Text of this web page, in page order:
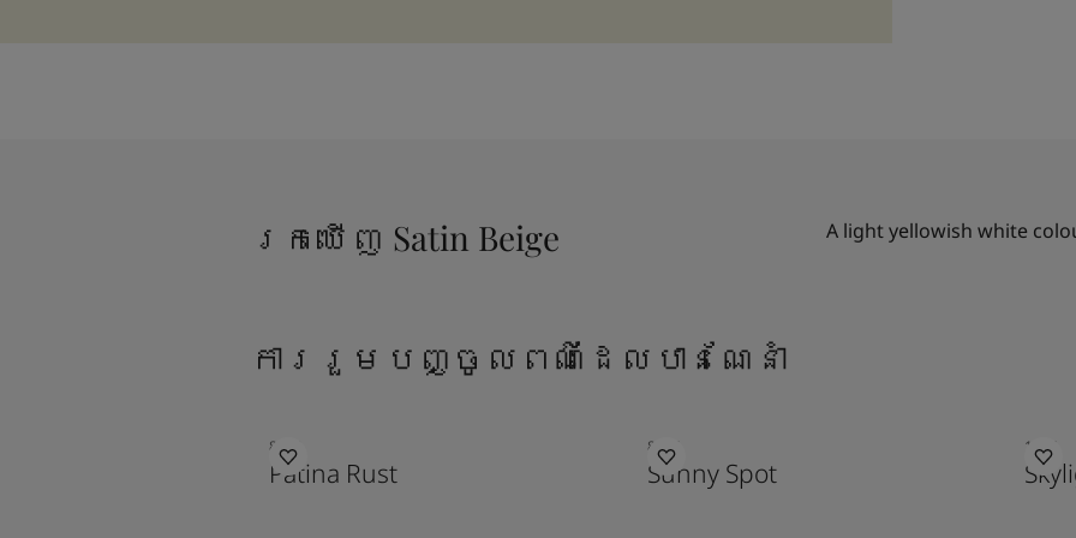
រកឃើញ Satin Beige A light yellowish white
ការរួមបញ្ចូលពណ៌ដែលបានណែនាំ
8352
Patina Rust
8054
Sunny Spot
1624